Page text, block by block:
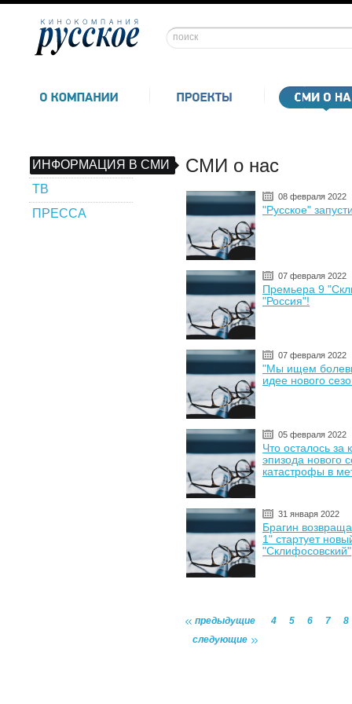
ИНФОРМАЦИЯ В СМИ
ТВ
ПРЕССА
СМИ о нас
08 февраля 2022
"Русское"
07 февраля 2022
Премьера 9
"Россия"!
07 февраля 2022
"Мы ищем
идее нового
05 февраля 2022
Что осталось за
эпизода нового
катастрофы в
31 января 2022
Брагин
1" стартует
"Склифосовский"
предыдущие 4 5 6 7
8
следующие